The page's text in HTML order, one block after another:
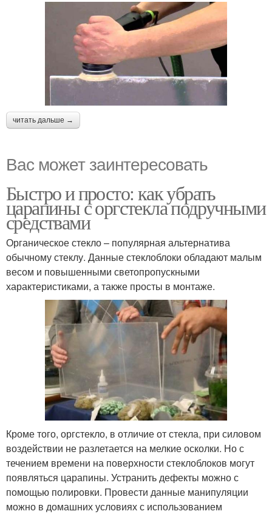
читать дальше →
Вас может заинтересовать
Быстро и просто: как убрать
царапины с оргстекла подручными
средствами
Органическое стекло – популярная альтернатива
обычному стеклу. Данные стеклоблоки обладают малым
весом и повышенными светопропускными
характеристиками, а также просты в монтаже.
Кроме того, оргстекло, в отличие от стекла, при силовом
воздействии не разлетается на мелкие осколки. Но с
течением времени на поверхности стеклоблоков могут
появляться царапины. Устранить дефекты можно с
помощью полировки. Провести данные манипуляции
можно в домашних условиях с использованием